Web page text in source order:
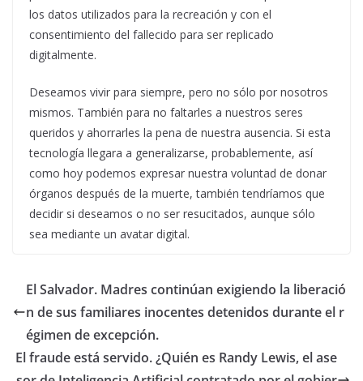
los datos utilizados para la recreación y con el
consentimiento del fallecido para ser replicado
digitalmente.
Deseamos vivir para siempre, pero no sólo por nosotros
mismos. También para no faltarles a nuestros seres
queridos y ahorrarles la pena de nuestra ausencia. Si esta
tecnología llegara a generalizarse, probablemente, así
como hoy podemos expresar nuestra voluntad de donar
órganos después de la muerte, también tendríamos que
decidir si deseamos o no ser resucitados, aunque sólo
sea mediante un avatar digital.
El Salvador. Madres continúan exigiendo la liberació
n de sus familiares inocentes detenidos durante el r
égimen de excepción.
El fraude está servido. ¿Quién es Randy Lewis, el ase